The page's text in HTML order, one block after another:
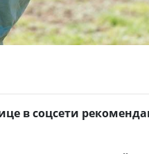
в соцсети